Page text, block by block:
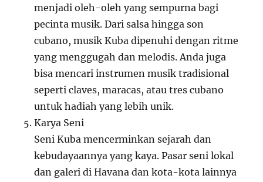
menjadi oleh-oleh yang sempurna bagi
pecinta musik. Dari salsa hingga son
cubano, musik Kuba dipenuhi dengan ritme
yang menggugah dan melodis. Anda juga
bisa mencari instrumen musik tradisional
seperti claves, maracas, atau tres cubano
untuk hadiah yang lebih unik.
Karya Seni
Seni Kuba mencerminkan sejarah dan
kebudayaannya yang kaya. Pasar seni lokal
dan galeri di Havana dan kota-kota lainnya